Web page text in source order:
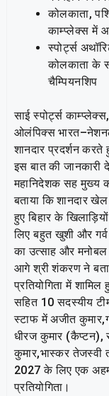
कोलकाता,
काम्प्लेक्स में
स्पोर्ट्स
कोलकाता के
चैम्पियनशिप
साई स्पोर्ट्स
ओलंपिक्स
शानदार प्रदर्शन
इस बात की जानकारी
महानिदेशक सह मुख्य
बताया कि शानदार
हुए बिहार के
लिए बहुत खुशी और
का उत्साह और मनोबल
आगे श्री शंकरण ने
प्रतियोगिता में
सहित 10 सदस्यीय
स्टाफ में अजीत
धीरज कुमार (कैप्टन),
कुमार,भास्कर तेजस्वी
2027 के लिए एक
प्रतियोगिता।